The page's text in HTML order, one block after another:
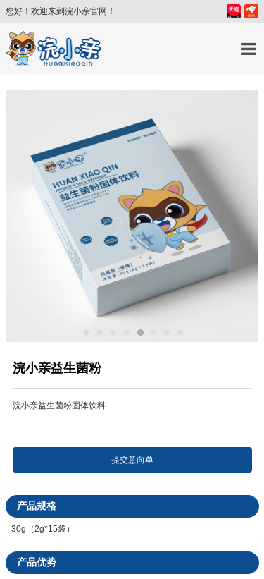
您好！欢迎来到浣小亲官网！
浣小亲益生菌粉
浣小亲益生菌粉固体饮料
提交意向单
产品规格
30g（2g*15袋）
产品优势